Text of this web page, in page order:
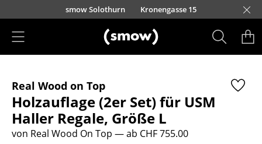
Direkt zum Inhaltsmow Solothurn Kronengasse 15
Sitzmöbel
Esszimmerstühle
Sofas
Real Wood on Top
Holzauflage (2er Set) für USM
Haller Regale, Größe L
von Real Wood On Top — ab CHF 755.00